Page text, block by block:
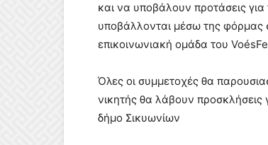
και να υποβάλουν προτάσεις
υποβάλλονται μέσω της φόρμας
επικοινωνιακή ομάδα του
Όλες οι συμμετοχές θα
νικητής θα λάβουν
δήμο Σικυωνίων